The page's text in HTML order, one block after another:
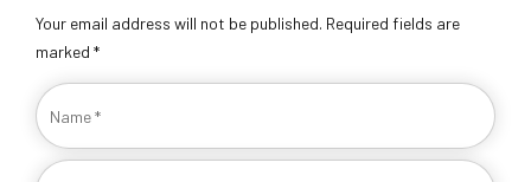
Your email address will not be published. Required fields are
marked *